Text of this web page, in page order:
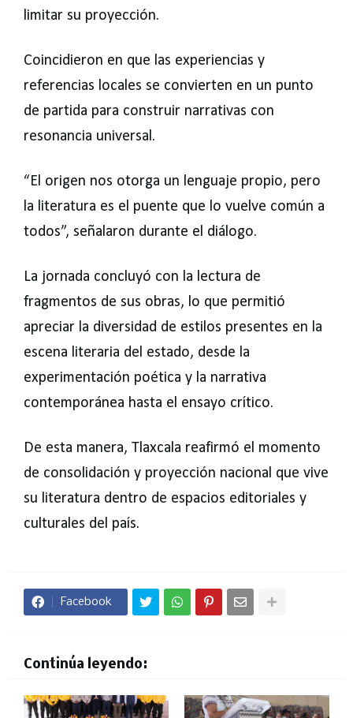
limitar su proyección.
Coincidieron en que las experiencias y
referencias locales se convierten en un punto
de partida para construir narrativas con
resonancia universal.
“El origen nos otorga un lenguaje propio, pero
la literatura es el puente que lo vuelve común a
todos”, señalaron durante el diálogo.
La jornada concluyó con la lectura de
fragmentos de sus obras, lo que permitió
apreciar la diversidad de estilos presentes en la
escena literaria del estado, desde la
experimentación poética y la narrativa
contemporánea hasta el ensayo crítico.
De esta manera, Tlaxcala reafirmó el momento
de consolidación y proyección nacional que vive
su literatura dentro de espacios editoriales y
culturales del país.
Facebook
Continúa leyendo: